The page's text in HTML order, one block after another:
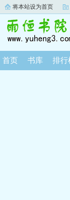
将本站设为首页
首页 书库 排行